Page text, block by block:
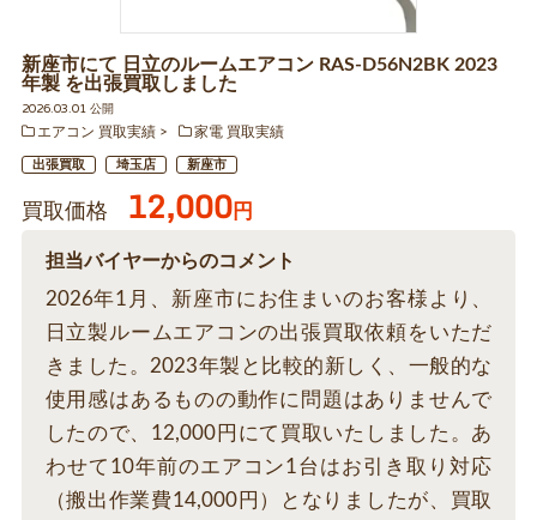
新座市にて 日立のルームエアコン RAS-D56N2BK 2023
年製 を出張買取しました
2026.03.01 公開
エアコン 買取実績
家電 買取実績
出張買取 埼玉店 新座市
買取価格 12,000円
担当バイヤーからのコメント
2026年1月、新座市にお住まいのお客様より、
日立製ルームエアコンの出張買取依頼をいただ
きました。2023年製と比較的新しく、一般的な
使用感はあるものの動作に問題はありませんで
したので、12,000円にて買取いたしました。あ
わせて10年前のエアコン1台はお引き取り対応
（搬出作業費14,000円）となりましたが、買取